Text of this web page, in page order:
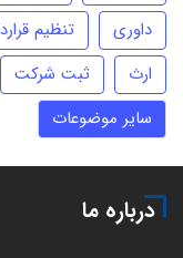
داوری
تنظیم
ارث
ثبت شرکت
سایر موضوعات
درباره ما